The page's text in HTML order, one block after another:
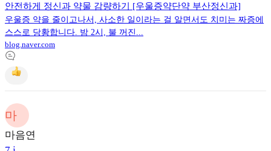
안전하게 정신과 약물 감량하기 [우울증약단약 부산정신과]
우울증 약을 줄이고나서, 사소한 일이라는 걸 알면서도 치미는 짜증에
스스로 당황합니다. 밤 2시, 불 꺼진...
blog.naver.com
마
마음연